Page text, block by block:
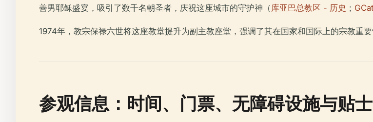
善男耶稣盛宴，吸引了数千名朝圣者，庆祝这座城市的守护神（ 库亚巴总教区 - 历史 ；
1974年，教宗保禄六世将这座教堂提升为副主教座堂，强调了其在国家和国际上的宗教重要
参观信息：时间、门票、无障碍设施与贴士